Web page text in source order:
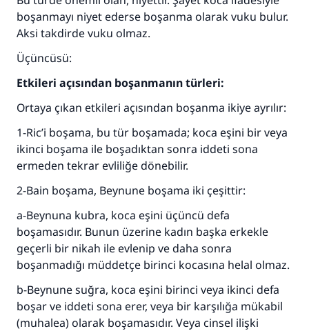
boşanmayı niyet ederse boşanma olarak vuku bulur.
Aksi takdirde vuku olmaz.
Üçüncüsü:
Etkileri açısından boşanmanın türleri:
Ortaya çıkan etkileri açısından boşanma ikiye ayrılır:
1-Ric’i boşama, bu tür boşamada; koca eşini bir veya
ikinci boşama ile boşadıktan sonra iddeti sona
ermeden tekrar evliliğe dönebilir.
2-Bain boşama, Beynune boşama iki çeşittir:
a-Beynuna kubra, koca eşini üçüncü defa
boşamasıdır. Bunun üzerine kadın başka erkekle
geçerli bir nikah ile evlenip ve daha sonra
boşanmadığı müddetçe birinci kocasına helal olmaz.
b-Beynune suğra, koca eşini birinci veya ikinci defa
boşar ve iddeti sona erer, veya bir karşılığa mükabil
(muhalea) olarak boşamasıdır. Veya cinsel ilişki
110845 Nolu Cevap, bir evliliği
kurtardı.
Ümmete cevapları ulaştırmak için bizi destekle
Her kim bir hayra yol gösterirse , hayrı yapan
kişinin sevabı kadar ona sevap yazılır.
(MUSLIM 1893)
Şimdi katkı yapın!